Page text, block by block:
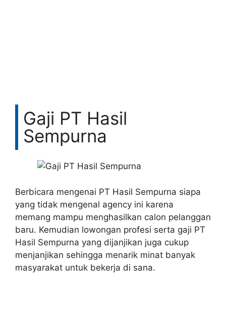
Gaji PT Hasil
Sempurna
Berbicara mengenai PT Hasil Sempurna siapa
yang tidak mengenal agency ini karena
memang mampu menghasilkan calon pelanggan
baru. Kemudian lowongan profesi serta gaji PT
Hasil Sempurna yang dijanjikan juga cukup
menjanjikan sehingga menarik minat banyak
masyarakat untuk bekerja di sana.